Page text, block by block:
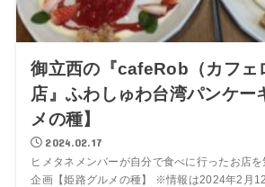
御立西の『cafeRob（カフェ
店』ふわしゅわ台湾パンケー
メの種】
2024.02.17
ヒメタネメンバーが自分で食べに行ったお店
企画【姫路グルメの種】 ※情報は2024年2月